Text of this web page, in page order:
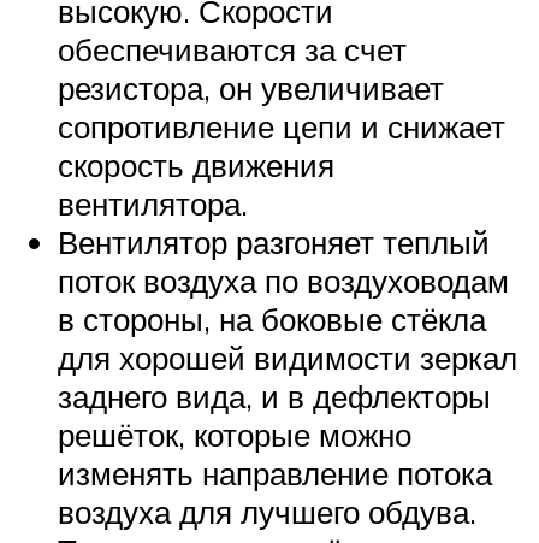
высокую. Скорости
обеспечиваются за счет
резистора, он увеличивает
сопротивление цепи и снижает
скорость движения
вентилятора.
Вентилятор разгоняет теплый
поток воздуха по воздуховодам
в стороны, на боковые стёкла
для хорошей видимости зеркал
заднего вида, и в дефлекторы
решёток, которые можно
изменять направление потока
воздуха для лучшего обдува.